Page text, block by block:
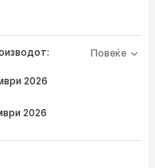
2026
2026
Повеќе
е периодот од
на вашата
што го
производот
наведен погоре.
е-пошта за
и кога истата ќе